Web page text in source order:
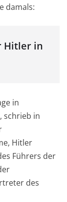
damals:
Hitler in
in
schrieb in
Hitler
Führers der
des